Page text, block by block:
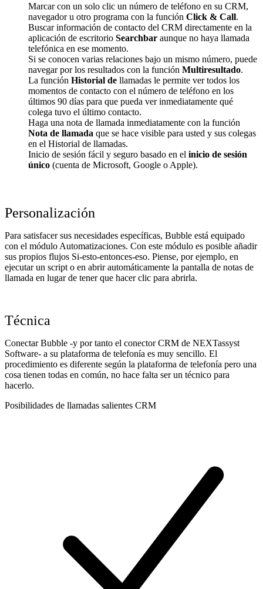
Marcar con un solo clic un número de teléfono en su CRM,
navegador u otro programa con la función Click & Call.
Buscar información de contacto del CRM directamente en la
aplicación de escritorio Searchbar aunque no haya llamada
telefónica en ese momento.
Si se conocen varias relaciones bajo un mismo número, puede
navegar por los resultados con la función Multiresultado.
La función Historial de llamadas le permite ver todos los
momentos de contacto con el número de teléfono en los
últimos 90 días para que pueda ver inmediatamente qué
colega tuvo el último contacto.
Haga una nota de llamada inmediatamente con la función
Nota de llamada que se hace visible para usted y sus colegas
en el Historial de llamadas.
Inicio de sesión fácil y seguro basado en el inicio de sesión
único (cuenta de Microsoft, Google o Apple).
Personalización
Para satisfacer sus necesidades específicas, Bubble está equipado
con el módulo Automatizaciones. Con este módulo es posible añadir
sus propios flujos Si-esto-entonces-eso. Piense, por ejemplo, en
ejecutar un script o en abrir automáticamente la pantalla de notas de
llamada en lugar de tener que hacer clic para abrirla.
Técnica
Conectar Bubble -y por tanto el conector CRM de NEXTassyst
Software- a su plataforma de telefonía es muy sencillo. El
procedimiento es diferente según la plataforma de telefonía pero una
cosa tienen todas en común, no hace falta ser un técnico para
hacerlo.
Posibilidades de llamadas salientes CRM